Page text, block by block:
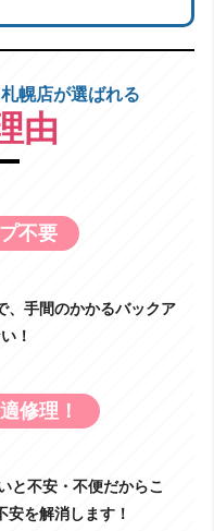
幌店が選ばれる
由
不要
、手間のかかるバックア
！
修理！
と不安・不便だからこ
安を解消します！